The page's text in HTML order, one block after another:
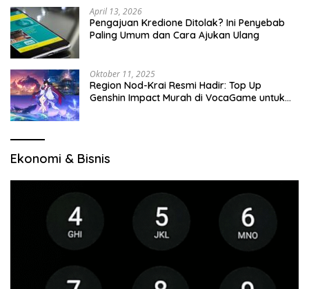
April 13, 2026
Pengajuan Kredione Ditolak? Ini Penyebab
Paling Umum dan Cara Ajukan Ulang
Oktober 11, 2025
Region Nod-Krai Resmi Hadir: Top Up
Genshin Impact Murah di VocaGame untuk
Ekonomi & Bisnis